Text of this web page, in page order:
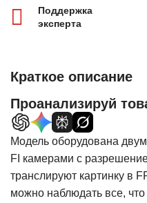
Поддержка
эксперта
Краткое описание
Проанализируй
Модель оборудована
FI камерами с
транслируют картинку в
можно наблюдать все,